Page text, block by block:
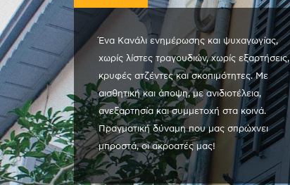
Ένα Κανάλι ενημέρωσης και ψυχαγωγίας,
χωρίς λίστες τραγουδιών, χωρίς εξαρτήσεις,
κρυφές ατζέντες και σκοπιμότητες. Με
αισθητική και άποψη, με ανιδιοτέλεια,
ανεξαρτησία και συμμετοχή στα κοινά.
Πραγματική δύναμη που μας σπρώχνει
μπροστά, οι ακροατές μας!